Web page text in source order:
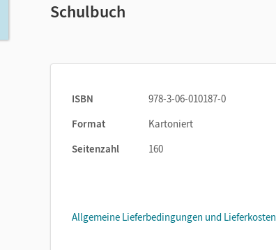
Schulbuch
ISBN
978-3-06-010187-0
Format
Kartoniert
Seitenzahl
160
Allgemeine Lieferbedingungen und Lieferkosten